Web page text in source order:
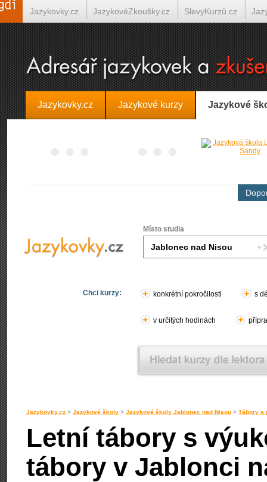
Jazykovky.cz Jazykové kurzy Jazykové
Místo studia
Chci kurzy: konkrétní pokročilosti s
v určitých hodinách
Jazykovky.cz > Jazykové školy > Jazykové školy Jablonec nad Nisou > Tábory a
Letní tábory s
tábory v Jablonci
Jazykovky.cz JazykovéZkoušky.cz SlevyKurzů.cz
Španělština on-line Italština on-line Tlumočení-